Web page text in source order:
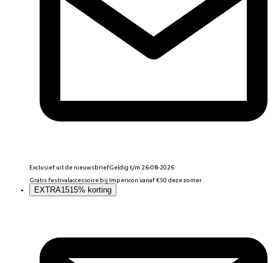
Exclusief uit de nieuwsbriefGeldig t/m 26-08-2026
Gratis festivalaccessoire bij Impericon vanaf €50 deze zomer
EXTRA1515% korting